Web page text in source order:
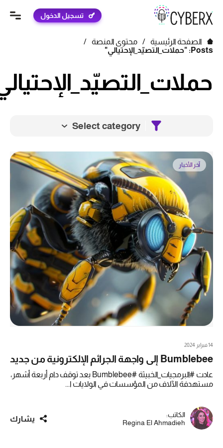
تسجيل الدخول
الصفحة الرئيسية / محتوى المنصة
/
Posts: "حملات_التصيّد_الإحتيالي"
Select category
آخر الأخبار
14 فبراير 2024
Bumblebee إلى واجهة الجرائم الإلكترونية من جديد
عادت #البرمجيات_الخبيثة #Bumblebee بعد توقف دام أربعة أشهر،
مستهدفة الآلاف من المؤسسات في الولايات ا...
الكاتب:
Regina El Ahmadieh
يشارك